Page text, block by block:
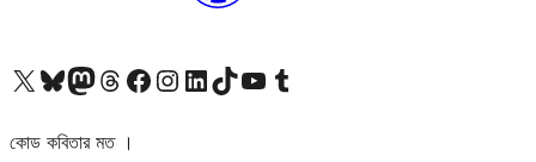
আমাদের X (আগের টুইটার) অ্যাকাউন্টে যানআমাদের Bluesky অ্যাকাউন্টটি দেখুনআমাদের মাস্টোডন অ্যাকাউন্টটি দেখুনআমাদের থ্রেডস অ্যাকাউন্টটি দেখুনআমাদের ফেসবুক পেজ দেখুনআমাদের ইন্সটাগ্রাম অ্যাকাউন্ট দেখুনআমাদের লিঙ্কডইন অ্যাকাউন্টে যানআমাদের TikTok অ্যাকাউন্টটি দেখুনআমাদের ইউটিউব চ্যানেলে যান আমাদের টাম্বলার অ্যাকাউন্ট দেখুন
কোড কবিতার মত ।